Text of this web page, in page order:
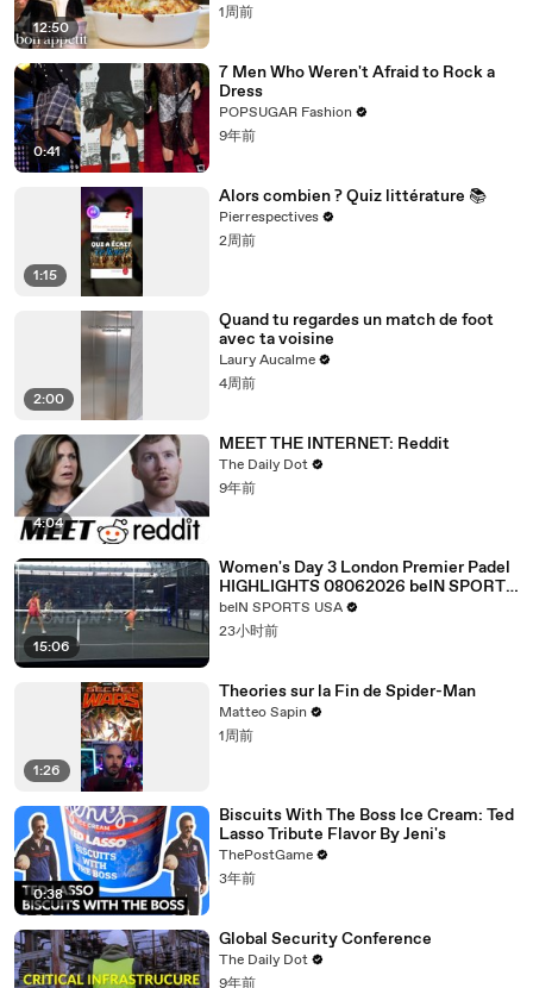
12:50
1周前
0:41
7 Men Who Weren't Afraid to Rock a
Dress
POPSUGAR Fashion
9年前
1:15
Alors combien ? Quiz littérature 📚
Pierrespectives
2周前
2:00
Quand tu regardes un match de foot
avec ta voisine
Laury Aucalme
4周前
4:04
MEET THE INTERNET: Reddit
The Daily Dot
9年前
15:06
Women's Day 3 London Premier Padel
HIGHLIGHTS 08062026 beIN SPORTS
USA.mp4
beIN SPORTS USA
23小时前
1:26
Theories sur la Fin de Spider-Man
Matteo Sapin
1周前
0:38
Biscuits With The Boss Ice Cream: Ted
Lasso Tribute Flavor By Jeni's
ThePostGame
3年前
Global Security Conference
The Daily Dot